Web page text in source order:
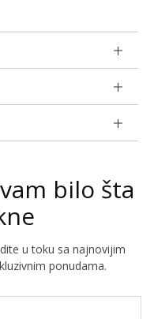
bilo šta
u toku sa najnovijim
ponudama.